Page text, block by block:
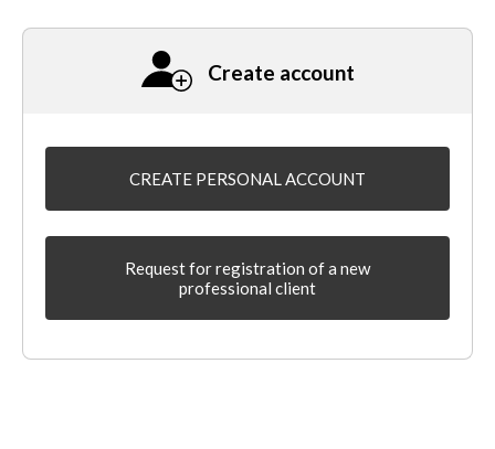
Create account
CREATE PERSONAL ACCOUNT
Request for registration of a new
professional client